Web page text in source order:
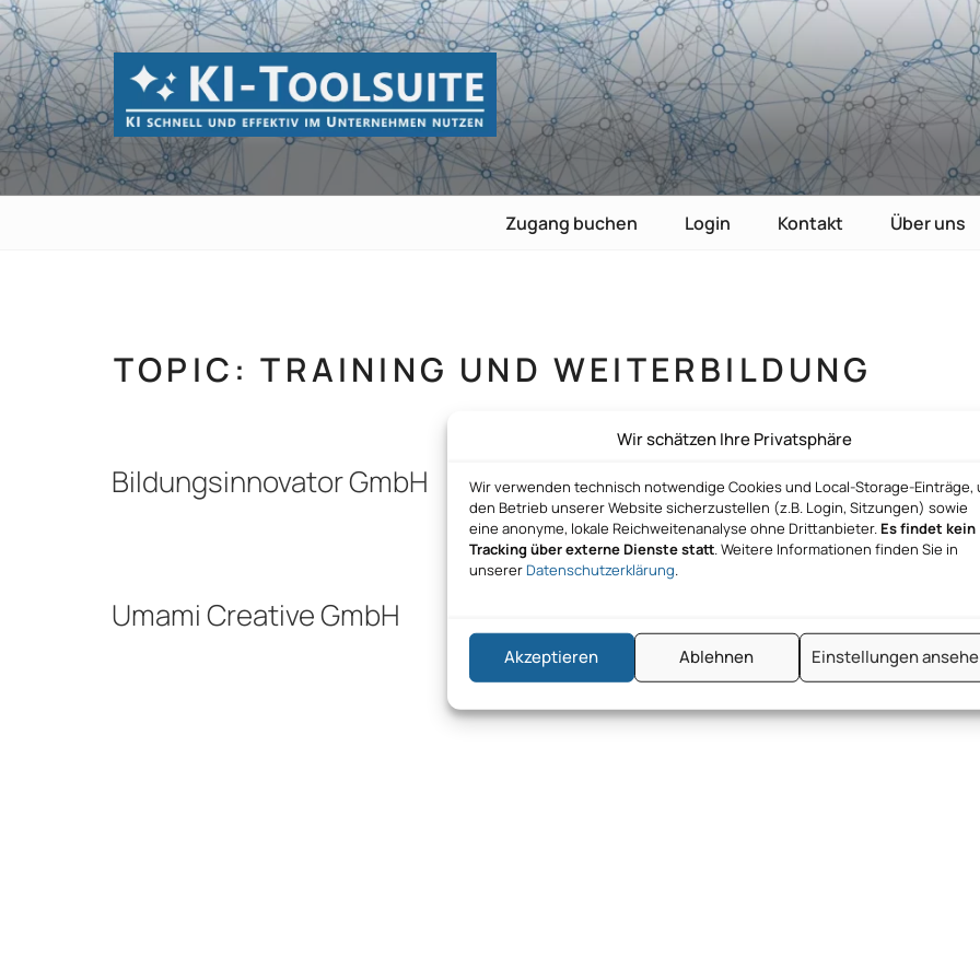
Wir schätzen Ihre Privatsphäre
Wir verwenden technisch notwendige Cookies und Local-Storage-Einträge,
den Betrieb unserer Website sicherzustellen (z.B. Login, Sitzungen) sowie
eine anonyme, lokale Reichweitenanalyse ohne Drittanbieter. Es findet kein
Tracking über externe Dienste statt. Weitere Informationen finden Sie in
unserer Datenschutzerklärung.
Akzeptieren Ablehnen Einstellungen
Zum
Inhalt
springen
KI-TOOLSUITE
KI schnell und effektiv im Unternehmen nutzen
Zugang buchen Login Kontakt Über uns
TOPIC:TRAINING UND WEITERBILDUNG
Bildungsinnovator GmbH
Umami Creative GmbH